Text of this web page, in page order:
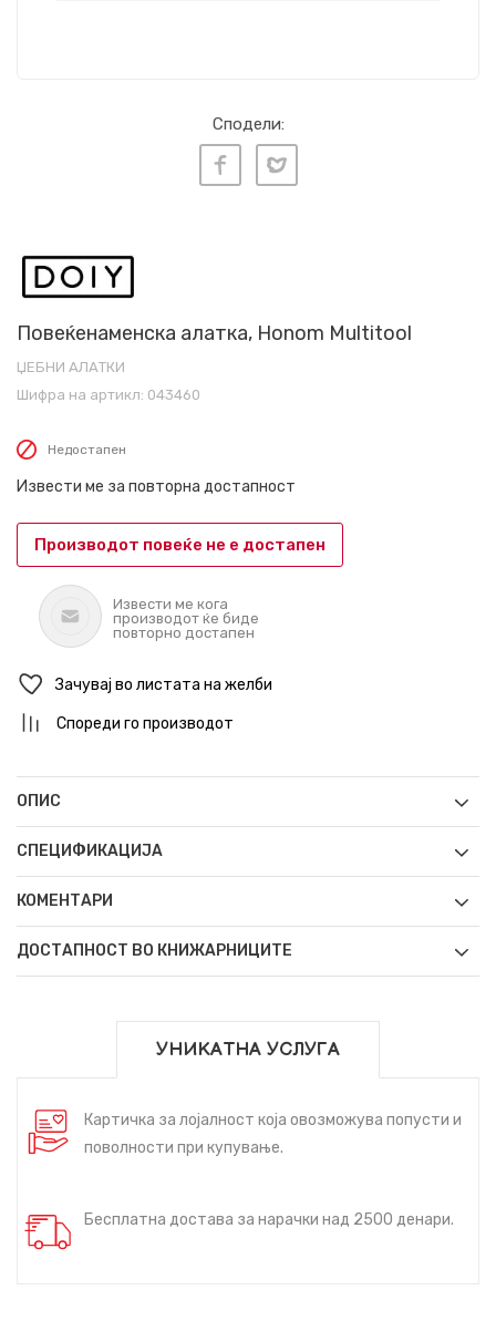
Сподели:
Повеќенаменска алатка, Honom Multitool
ЏЕБНИ АЛАТКИ
Шифра на артикл: 043460
Недостапен
Извести ме за повторна достапност
Производот повеќе не е достапен
Извести ме кога
производот ќе биде
повторно достапен
Зачувај во листата на желби
Спореди го производот
ОПИС
СПЕЦИФИКАЦИЈА
КОМЕНТАРИ
ДОСТАПНОСТ ВО КНИЖАРНИЦИТЕ
УНИКАТНА УСЛУГА
Картичка за лојалност која овозможува попусти и
поволности при купување.
Бесплатна достава за нарачки над 2500 денари.